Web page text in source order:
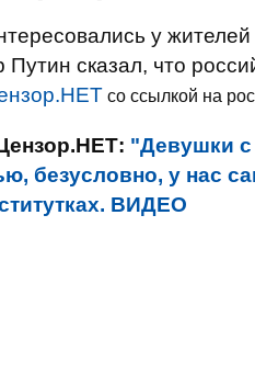
у
сказал, что
со ссылкой на
"Девушки с
безусловно, у нас
ВИДЕО